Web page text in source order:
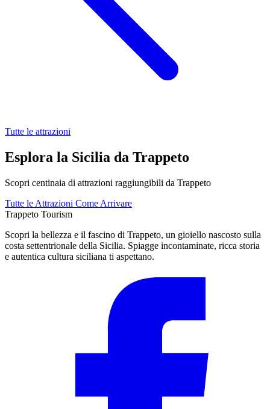
Tutte le attrazioni
Esplora la Sicilia da Trappeto
Scopri centinaia di attrazioni raggiungibili da Trappeto
Tutte le Attrazioni Come Arrivare
Trappeto Tourism
Scopri la bellezza e il fascino di Trappeto, un gioiello nascosto sulla
costa settentrionale della Sicilia. Spiagge incontaminate, ricca storia
e autentica cultura siciliana ti aspettano.